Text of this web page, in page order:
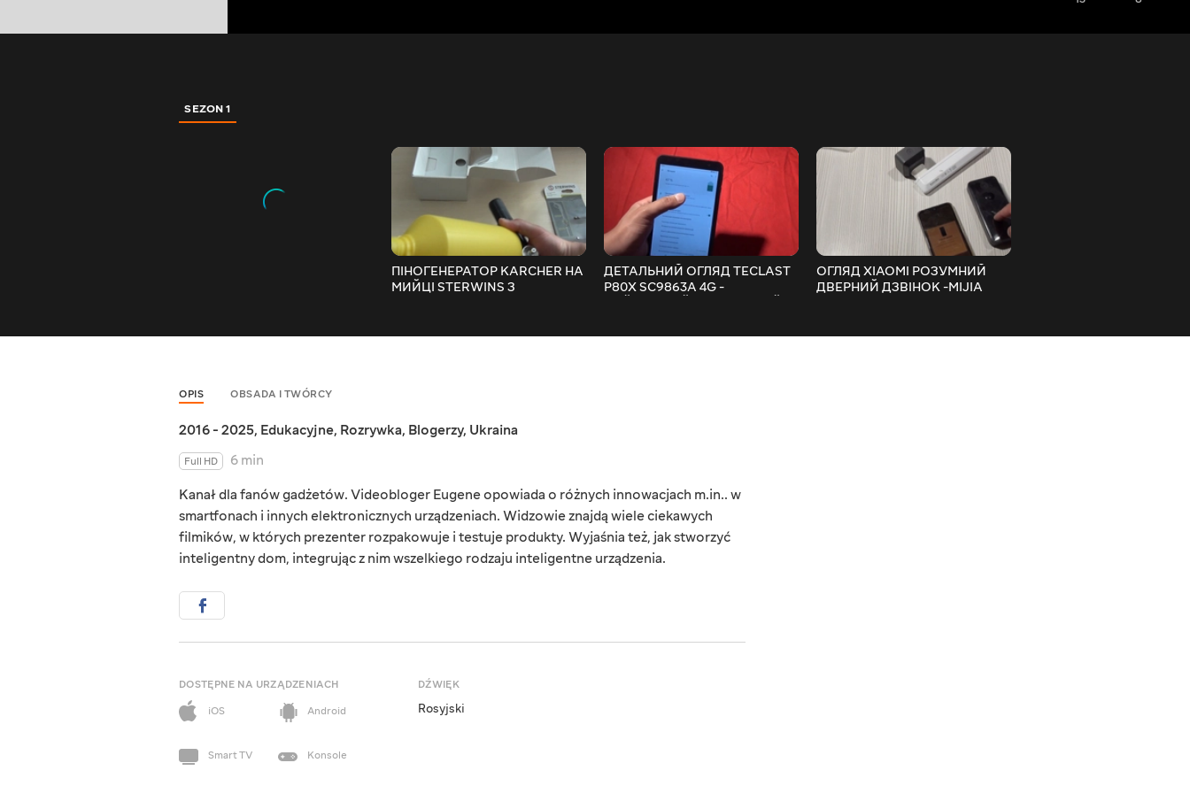
SEZON 1
ПІНОГЕНЕРАТОР KARCHER НА
МИЙЦІ STERWINS З
ДЕТАЛЬНИЙ ОГЛЯД TECLAST
P80X SC9863A 4G -
ОГЛЯД XIAOMI РОЗУМНИЙ
ДВЕРНИЙ ДЗВІНОК -MIJIA
OPIS OBSADA I TWÓRCY
2016 - 2025, Edukacyjne, Rozrywka, Blogerzy, Ukraina
Full HD
6 min
Kanał dla fanów gadżetów. Videobloger Eugene opowiada o różnych innowacjach m.in.. w
smartfonach i innych elektronicznych urządzeniach. Widzowie znajdą wiele ciekawych
filmików, w których prezenter rozpakowuje i testuje produkty. Wyjaśnia też, jak stworzyć
inteligentny dom, integrując z nim wszelkiego rodzaju inteligentne urządzenia.
DOSTĘPNE NA URZĄDZENIACH
iOS
Android
Smart TV Konsole
DŹWIĘK
Rosyjski